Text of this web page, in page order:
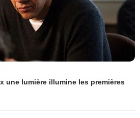
une lumière illumine les premières